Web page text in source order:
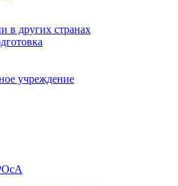
в других странах
учреждение